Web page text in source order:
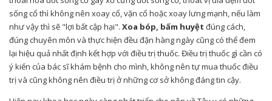
sống cổ thì không nên xoay cổ, vặn cổ hoặc xoay lưng mạnh, nếu làm
như vậy thì sẽ "lợi bất cập hại". Xoa bóp, bấm huyệt đúng cách,
đúng chuyên môn và thực hiện đều đặn hàng ngày cũng có thể đem
lại hiệu quả nhất định kết hợp với điều trị thuốc. Điều trị thuốc gì cần có
ý kiến của bác sĩ khám bệnh cho mình, không nên tự mua thuốc điều
trị và cũng không nên điều trị ở những cơ sở không đáng tin cậy.